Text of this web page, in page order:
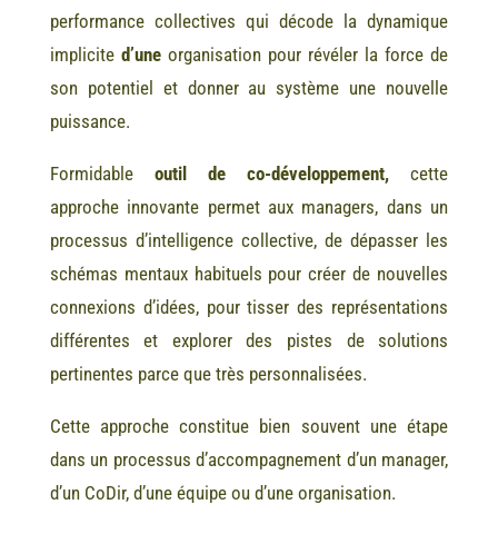
performance collectives qui décode la dynamique
implicited’une organisation pour révéler la force de
son potentiel et donner au système une nouvelle
puissance.
Formidable outil de co-développement, cette
approche innovante permet aux managers, dans un
processus d’intelligence collective, de dépasser les
schémas mentaux habituels pour créer de nouvelles
connexions d’idées, pour tisser des représentations
différentes et explorer des pistes de solutions
pertinentes parce que très personnalisées.
Cette approche constitue bien souvent une étape
dans un processus d’accompagnement d’un manager,
d’un CoDir, d’une équipe ou d’une organisation.